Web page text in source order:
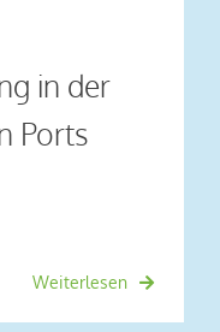
in der
Ports
Weiterlesen